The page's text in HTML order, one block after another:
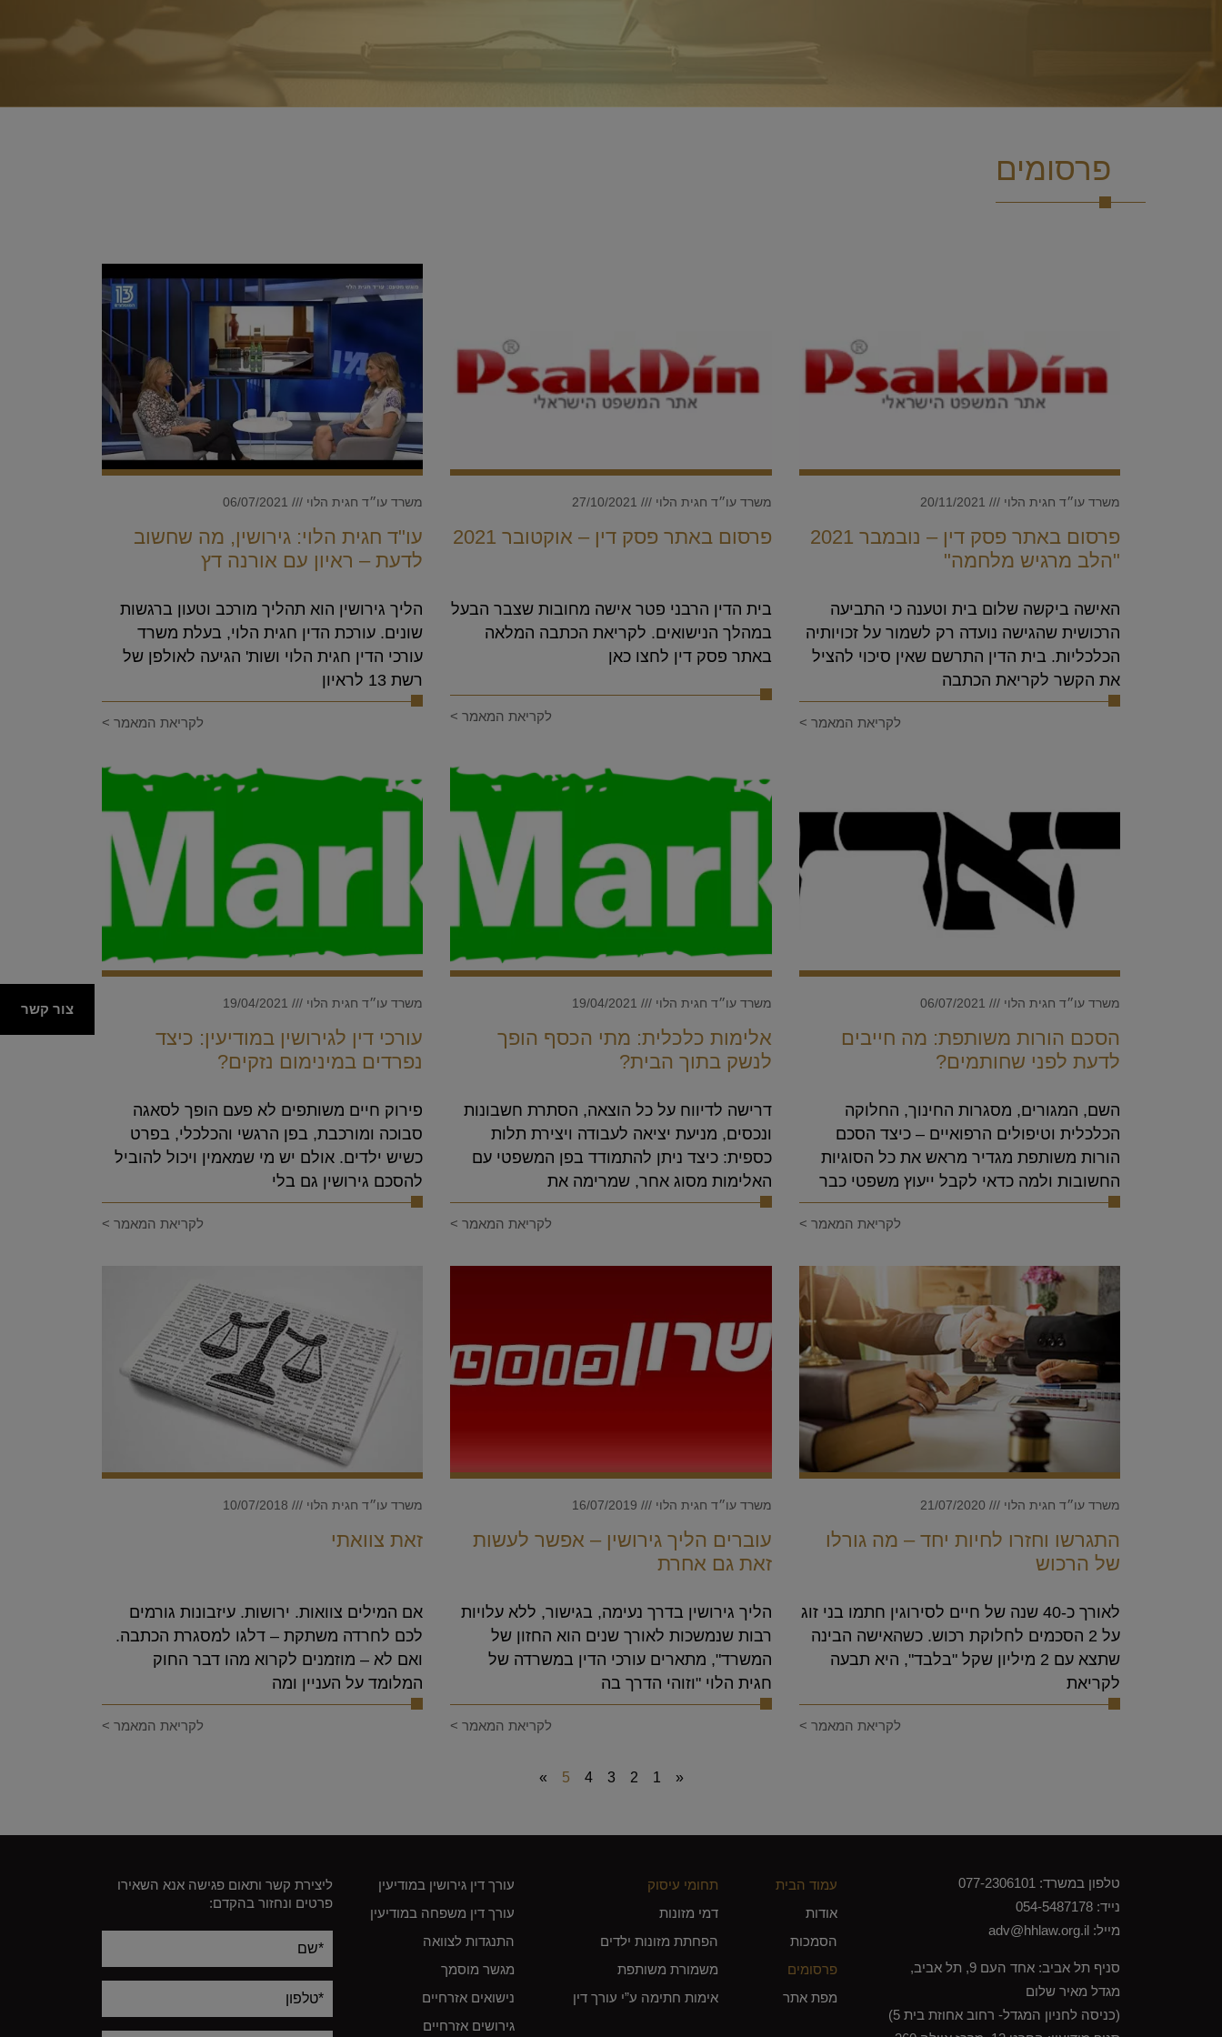
פרסומים
פרסום באתר פסק דין – נובמבר 2021
"הלב מרגיש מלחמה"
משרד עו״ד חגית הלוי
האישה ביקשה שלום בית וטענה כי התביעה
הרכושית שהגישה נועדה רק לשמור על זכויותיה
הכלכליות. בית הדין התרשם שאין סיכוי להציל
את הקשר לקריאת הכתבה
לקריאת המאמר >
פרסום באתר פסק דין – אוקטובר 2021
משרד עו״ד חגית הלוי
בית הדין הרבני פטר אישה מחובות שצבר הבעל
במהלך הנישואים. לקריאת הכתבה המלאה
באתר פסק דין לחצו כאן
לקריאת המאמר >
עו"ד חגית הלוי: גירושין, מה שחשוב
לדעת – ראיון עם אורנה דץ
משרד עו״ד חגית הלוי 06/07/2021
הליך‌ ‌גירושין‌ ‌הוא‌ ‌תהליך‌ ‌מורכב‌ ‌וטעון‌ ‌ברגשות‌
‌שונים.‌ ‌עורכת‌ ‌הדין‌ ‌חגית‌ ‌הלוי,‌ ‌בעלת‌ ‌משרד‌
‌עורכי‌ ‌הדין‌ ‌חגית‌ ‌הלוי‌ ‌ושות'‌ ‌הגיעה לאולפן של
רשת 13 לראיון
לקריאת המאמר >
הסכם הורות משותפת: מה חייבים
לדעת לפני שחותמים?
משרד עו״ד חגית הלוי
השם, המגורים, מסגרות החינוך, החלוקה
הכלכלית וטיפולים הרפואיים – כיצד הסכם
הורות משותפת מגדיר מראש את כל הסוגיות
החשובות ולמה כדאי לקבל ייעוץ משפטי כבר
לקריאת המאמר >
אלימות כלכלית: מתי הכסף הופך
לנשק בתוך הבית?
משרד עו״ד חגית הלוי
דרישה לדיווח על כל הוצאה, הסתרת חשבונות
ונכסים, מניעת יציאה לעבודה ויצירת תלות
כספית: כיצד ניתן להתמודד בפן המשפטי עם
האלימות מסוג אחר, שמרימה את
לקריאת המאמר >
עורכי דין לגירושין במודיעין: כיצד
נפרדים במינימום נזקים?
משרד עו״ד חגית הלוי 19/04/2021
פירוק חיים משותפים לא פעם הופך לסאגה
סבוכה ומורכבת, בפן הרגשי והכלכלי, בפרט
כשיש ילדים. אולם יש מי שמאמין ויכול להוביל
להסכם גירושין גם בלי
לקריאת המאמר >
התגרשו וחזרו לחיות יחד – מה גורלו
של הרכוש
משרד עו״ד חגית הלוי
לאורך כ-40 שנה של חיים לסירוגין חתמו בני זוג
על 2 הסכמים לחלוקת רכוש. כשהאישה הבינה
שתצא עם 2 מיליון שקל "בלבד", היא תבעה
לקריאת
לקריאת המאמר >
עוברים הליך גירושין – אפשר לעשות
זאת גם אחרת
משרד עו״ד חגית הלוי
הליך גירושין בדרך נעימה, בגישור, ללא עלויות
רבות שנמשכות לאורך שנים הוא החזון של
המשרד", מתארים עורכי הדין במשרדה של
חגית הלוי "וזוהי הדרך בה
לקריאת המאמר >
זאת צוואתי
משרד עו״ד חגית הלוי 10/07/2018
אם המילים צוואות. ירושות. עיזבונות גורמים
לכם לחרדה משתקת – דלגו למסגרת הכתבה.
ואם לא – מוזמנים לקרוא מהו דבר החוק
המלומד על העניין ומה
לקריאת המאמר >
«
1
2
3
4
5
»
טלפון במשרד: 077-2306101
נייד: 054-5487178
מייל: adv@hhlaw.org.il
סניף תל אביב: אחד העם 9, תל אביב,
מגדל מאיר שלום
(כניסה לחניון המגדל- רחוב אחוזת בית 5)
עמוד הבית
אודות
הסמכות
פרסומים
מפת אתר
תחומי עיסוק
דמי מזונות
הפחתת מזונות ילדים
משמורת משותפת
אימות חתימה ע”י עורך דין
עורך דין גירושין במודיעין
עורך דין משפחה במודיעין
התנגדות לצוואה
מגשר מוסמך
נישואים אזרחיים
גירושים אזרחיים
ליצירת קשר ותאום פגישה אנא השאירו
פרטים ונחזור בהקדם:
Alternative:
צור קשר